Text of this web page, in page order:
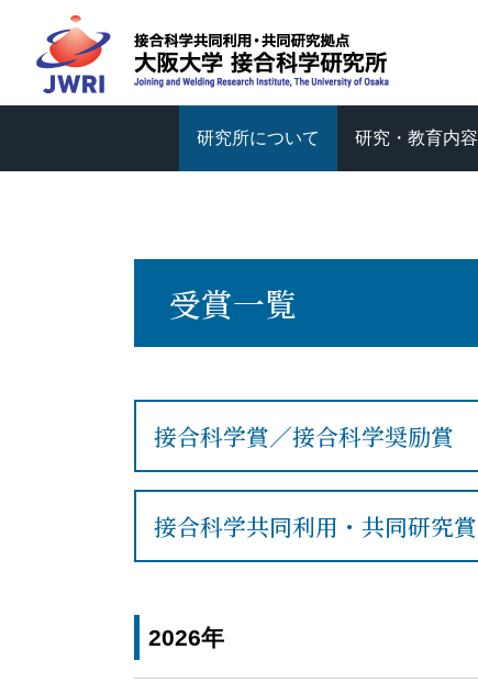
研究所について 研究・教育内容
受賞一覧
接合科学賞／接合科学奨励賞
接合科学共同利用・共同研究賞
2026年